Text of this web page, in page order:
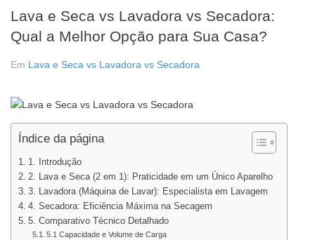
Lava e Seca vs Lavadora vs Secadora:
Qual a Melhor Opção para Sua Casa?
Em Lava e Seca vs Lavadora vs Secadora
Índice da página
1. Introdução
2. Lava e Seca (2 em 1): Praticidade em um Único Aparelho
3. Lavadora (Máquina de Lavar): Especialista em Lavagem
4. Secadora: Eficiência Máxima na Secagem
5. Comparativo Técnico Detalhado
5.1 Capacidade e Volume de Carga